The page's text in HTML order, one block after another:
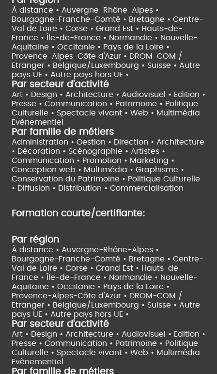
À distance • Auvergne-Rhône-Alpes •
Bourgogne-Franche-Comté • Bretagne • Centre-
Val de Loire • Corse • Grand Est • Hauts-de-
France •
Île-de-France • Normandie • Nouvelle-
Aquitaine • Occitanie • Pays de la Loire •
Provence-Alpes-Côte d'Azur • DROM-COM /
Etranger • Belgique/Luxembourg • Suisse • Autre
pays UE • Autre pays hors UE •
Par secteur d'activité
Art • Design • Architecture • Audiovisuel • Edition •
Presse • Communication • Patrimoine • Politique
Culturelle • Spectacle vivant • Web • Multimédia
Evènementiel
Par famille de métiers
Administration • Gestion • Direction • Architecture
• Décoration • Scénographie • Artistes •
Communication • Promotion • Marketing •
Conception web • Multimédia • Graphisme •
Conservation du Patrimoine • Politique Culturelle
• Diffusion • Distribution • Commercialisation
Formation courte/certifiante:
Par région
À distance • Auvergne-Rhône-Alpes •
Bourgogne-Franche-Comté • Bretagne • Centre-
Val de Loire • Corse • Grand Est • Hauts-de-
France •
Île-de-France • Normandie • Nouvelle-
Aquitaine • Occitanie • Pays de la Loire •
Provence-Alpes-Côte d'Azur • DROM-COM /
Etranger • Belgique/Luxembourg • Suisse • Autre
pays UE • Autre pays hors UE •
Par secteur d'activité
Art • Design • Architecture • Audiovisuel • Edition •
Presse • Communication • Patrimoine • Politique
Culturelle • Spectacle vivant • Web • Multimédia
Evènementiel
Par famille de métiers